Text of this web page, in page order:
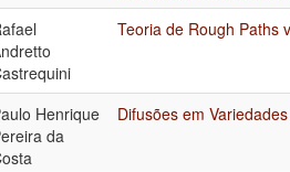
Teoria de Rough Paths
Henrique
da
Difusões em